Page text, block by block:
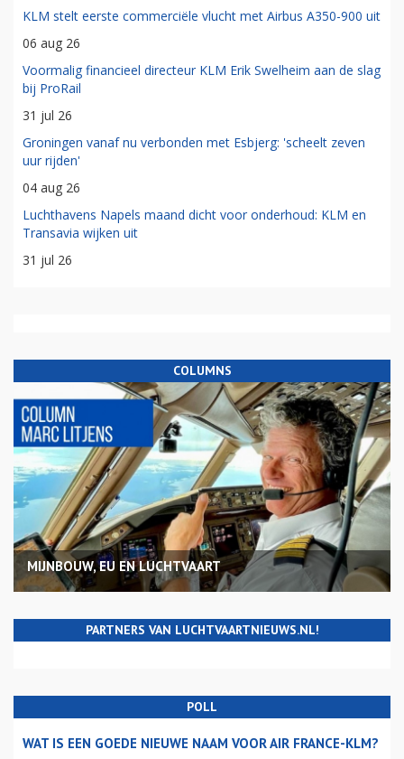
KLM stelt eerste commerciële vlucht met Airbus A350-900 uit
06 aug 26
Voormalig financieel directeur KLM Erik Swelheim aan de slag
bij ProRail
31 jul 26
Groningen vanaf nu verbonden met Esbjerg: 'scheelt zeven
uur rijden'
04 aug 26
Luchthavens Napels maand dicht voor onderhoud: KLM en
Transavia wijken uit
31 jul 26
COLUMNS
MIJNBOUW, EU EN LUCHTVAART
PARTNERS VAN LUCHTVAARTNIEUWS.NL!
POLL
WAT IS EEN GOEDE NIEUWE NAAM VOOR AIR FRANCE-KLM?